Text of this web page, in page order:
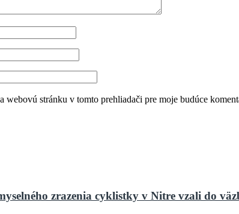
webovú stránku v tomto prehliadači pre moje budúce
zrazenia cyklistky v Nitre vzali do